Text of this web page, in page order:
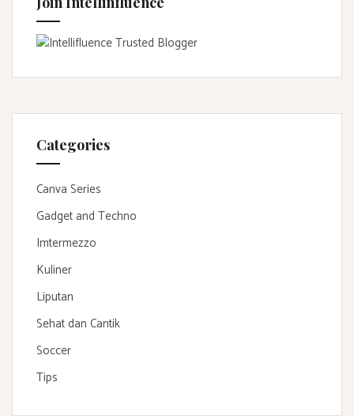
Categories
Canva Series
Gadget and Techno
Imtermezzo
Kuliner
Liputan
Sehat dan Cantik
Soccer
Tips